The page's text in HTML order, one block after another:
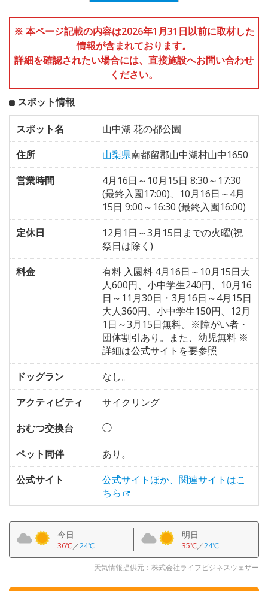
※ 本ページ記載の内容は2026年1月31日以前に取材した
情報が含まれております。
詳細を確認されたい場合には、直接施設へお問い合わせ
ください。
スポット情報
スポット名
山中湖 花の都公園
住所
山梨県南都留郡山中湖村山中1650
営業時間
4月16日～10月15日 8:30～17:30
(最終入園17:00)、10月16日～4月
15日 9:00～16:30 (最終入園16:00)
定休日
12月1日～3月15日までの火曜(祝
祭日は除く)
料金
有料 入園料 4月16日～10月15日大
人600円、小中学生240円、10月16
日～11月30日・3月16日～4月15日
大人360円、小中学生150円、12月
1日～3月15日無料。※障がい者・
団体割引あり。また、幼児無料 ※
詳細は公式サイトを要参照
ドッグラン
なし。
アクティビティ
サイクリング
おむつ交換台
◯
ペット同伴
あり。
公式サイト
公式サイトほか、関連サイトはこ
ちら
今日
36℃／24℃
明日
35℃／24℃
天気情報提供元：株式会社ライフビジネスウェザー